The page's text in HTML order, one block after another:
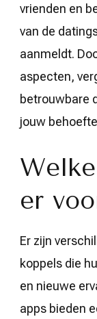
vrienden en
van de
aanmeldt.
aspecten,
betrouwbare
jouw
er
Er zijn
koppels die
en nieuwe
apps bieden